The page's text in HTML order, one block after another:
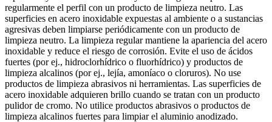
regularmente el perfil con un producto de limpieza neutro. Las
superficies en acero inoxidable expuestas al ambiente o a sustancias
agresivas deben limpiarse periódicamente con un producto de
limpieza neutro. La limpieza regular mantiene la apariencia del acero
inoxidable y reduce el riesgo de corrosión. Evite el uso de ácidos
fuertes (por ej., hidroclorhídrico o fluorhídrico) y productos de
limpieza alcalinos (por ej., lejía, amoníaco o cloruros). No use
productos de limpieza abrasivos ni herramientas. Las superficies de
acero inoxidable adquieren brillo cuando se tratan con un producto
pulidor de cromo. No utilice productos abrasivos o productos de
limpieza alcalinos fuertes para limpiar el aluminio anodizado.